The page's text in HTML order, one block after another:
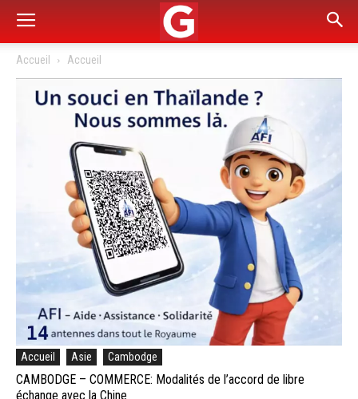
Accueil Accueil
Accueil Asie Cambodge
CAMBODGE – COMMERCE: Modalités de l’accord de libre
échange avec la Chine